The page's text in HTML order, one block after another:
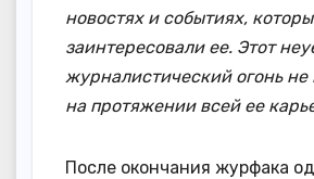
новостях и событиях,
заинтересовали ее. Этот
журналистический огонь не
на протяжении всей ее
После окончания журфака